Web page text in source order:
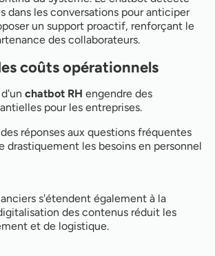
dans les conversations pour anticiper
un support proactif, renforçant le
des collaborateurs.
coûts opérationnels
chatbot RH engendre des
pour les entreprises.
réponses aux questions fréquentes
drastiquement les besoins en personnel
s'étendent également à la
des contenus réduit les
et de logistique.